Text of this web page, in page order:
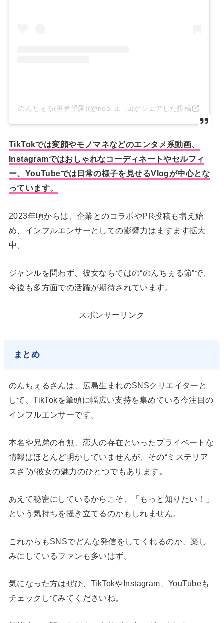
のんちぇる(笹倉望愛)(@noa_u._.u)がシェアした投稿
TikTokでは変顔やモノマネなどのエンタメ系動画、
Instagramではおしゃれなコーディネートやセルフィ
ー、YouTubeでは日常の様子を見せるVlogが中心とな
っています。
2023年頃からは、企業とのコラボやPR投稿も増え始
め、インフルエンサーとしての影響力はますます拡大
中。
ジャンルを問わず、彼女ならではの“のんちぇる節”で、
今後も多方面での活躍が期待されています。
スポンサーリンク
まとめ
のんちぇるさんは、広島生まれのSNSクリエイターと
して、TikTokを筆頭に幅広い支持を集めている今注目の
インフルエンサーです。
本名や兄弟の有無、恋人の存在といったプライベートな
情報はほとんど明かしていませんが、その“ミステリア
スさ”が彼女の魅力のひとつでもあります。
あえて秘密にしているからこそ、「もっと知りたい！」
という気持ちを掻き立てるのかもしれません。
これからもSNSでどんな発信をしてくれるのか、楽し
みにしているファンも多いはず。
気になった方はぜひ、TikTokやInstagram、YouTubeも
チェックしてみてくださいね。